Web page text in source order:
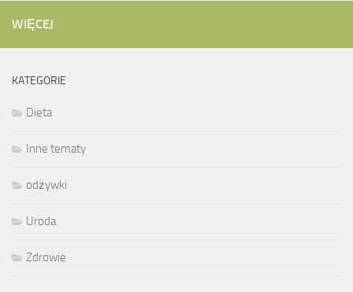
WIĘCEJ
KATEGORIE
Dieta
Inne tematy
odżywki
Uroda
Zdrowie